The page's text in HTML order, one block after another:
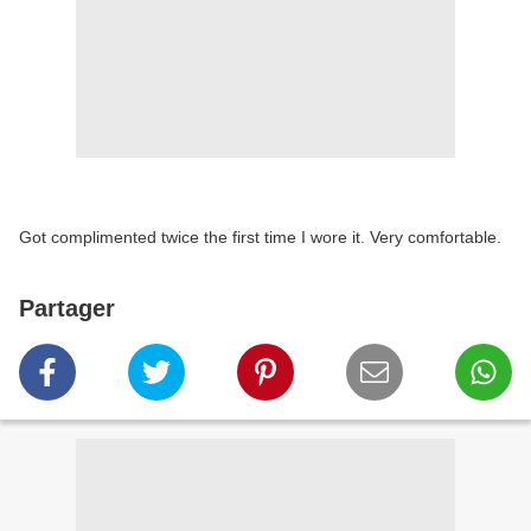
Got complimented twice the first time I wore it. Very comfortable.
Partager